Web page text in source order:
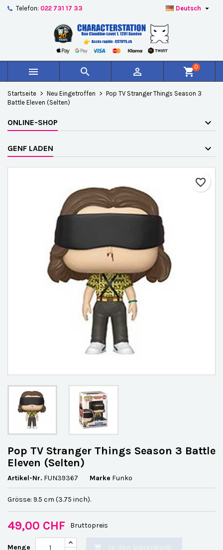
Telefon: 022 731 17 33 Deutsch 
   shopping_cart0
Startseite Neu Eingetroffen
Pop TV Stranger Things Season 3
Battle Eleven (Selten)
ONLINE-SHOP
GENF LADEN
favorite_border
Pop TV Stranger Things Season 3 Battle
Eleven (Selten)
Artikel-Nr. FUN39367 Marke Funko
Grösse: 9.5 cm (3.75 inch).
49,00 CHF Bruttopreis
Menge
Create new list
Name der Wunschliste
Abbrechen Wunschliste erstellen
Sie müssen angemeldet sein, um Artikel Ihrer
Wunschliste hinzufügen zu können.